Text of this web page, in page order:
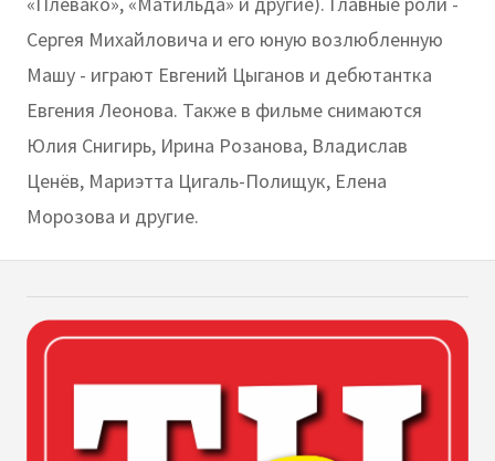
Сергея Михайловича и его юную возлюбленную
Машу - играют Евгений Цыганов и дебютантка
Евгения Леонова. Также в фильме снимаются
Юлия Снигирь, Ирина Розанова, Владислав
Ценёв, Мариэтта Цигаль-Полищук, Елена
Морозова и другие.